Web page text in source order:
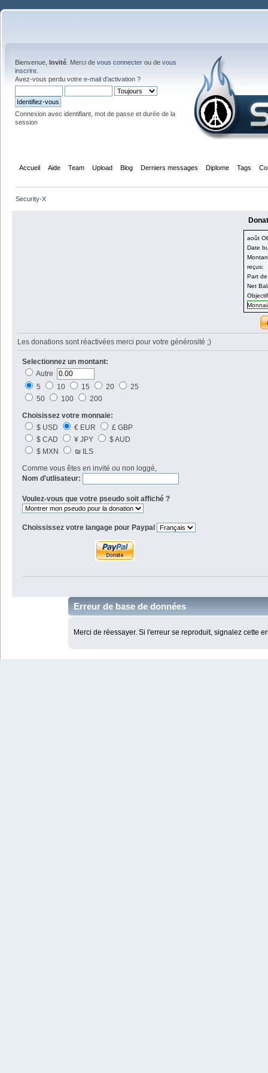
Bienvenue, Invité . Merci de vous connecter ou de vous
inscrire
Avez-vous perdu votre e-mail d'activation ?
Connexion avec identifiant, mot de passe et durée de la
session
Accueil Aide Team Upload Blog Derniers messages Diplome Tags
Security-X
août
Date
reçus:
Part
Net
Les donations sont réactivées merci pour votre générosité ;)
Selectionnez un montant:
Autre
5
10 15 20
25
50
100 200
Choisissez votre monnaie:
$ USD
€ EUR
£ GBP
$ CAD
¥ JPY
$ AUD
$ MXN
₪ ILS
Comme vous êtes en invité ou non loggé,
Nom d'utlisateur:
Voulez-vous que votre pseudo soit affiché ?
Choississez votre langage pour Paypal
Erreur de base de données
Merci de réessayer. Si l'erreur se reproduit, signalez cette